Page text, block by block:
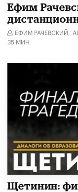
Ефим
ЕФИМ РАЧЕВСКИЙ,
35 МИН.
Щетинин: